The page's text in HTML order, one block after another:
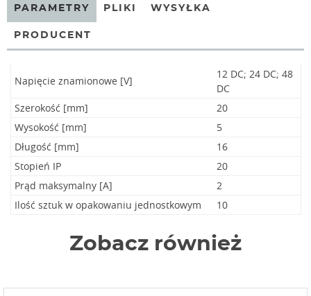
PARAMETRY PLIKI WYSYŁKA
PRODUCENT
Napięcie znamionowe [V]
12 DC; 24 DC; 48
DC
Szerokość [mm]
20
Wysokość [mm]
5
Długość [mm]
16
Stopień IP
20
Prąd maksymalny [A]
2
Ilość sztuk w opakowaniu jednostkowym
10
Zobacz również